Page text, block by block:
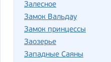
Залесное
Замок Вальдау
Замок принцессы
Заозерье
Западные Саяны